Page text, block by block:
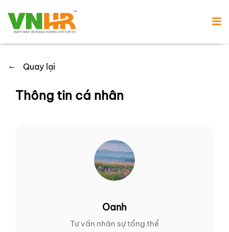
← Quay lại
Thông tin cá nhân
Oanh
Tư vấn nhân sự tổng thể